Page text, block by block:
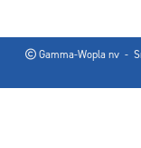
Gamma-Wopla nv -